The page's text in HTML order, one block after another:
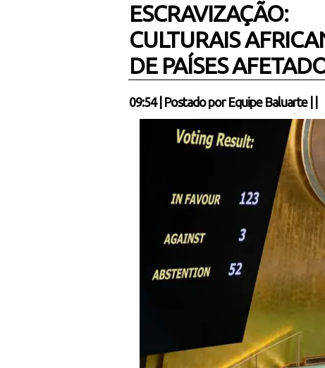
CULTURAIS
DE PAÍSES
09:54| Postado por Equipe Baluarte